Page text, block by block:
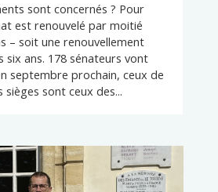
sont concernés ? Pour
est renouvelé par moitié
– soit une renouvellement
six ans. 178 sénateurs vont
septembre prochain, ceux de
sièges sont ceux des...